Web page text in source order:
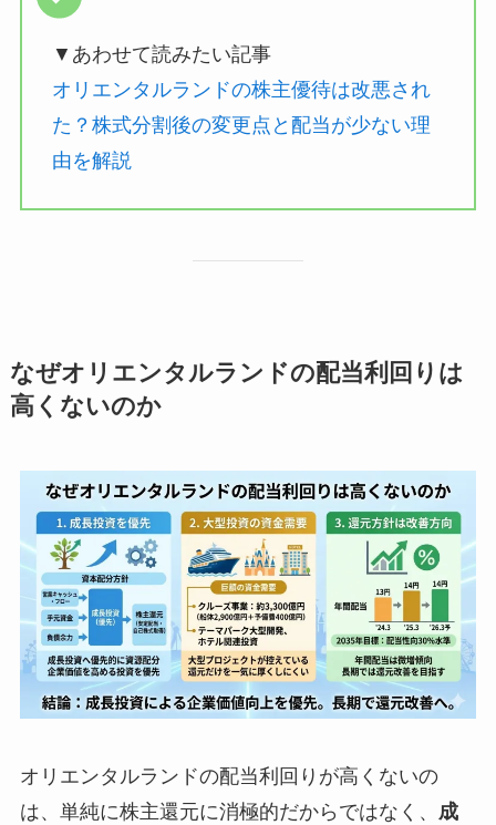
▼あわせて読みたい記事
オリエンタルランドの株主優待は改悪され
た？株式分割後の変更点と配当が少ない理
由を解説
なぜオリエンタルランドの配当利回りは
高くないのか
オリエンタルランドの配当利回りが高くないの
は、単純に株主還元に消極的だからではなく、 成